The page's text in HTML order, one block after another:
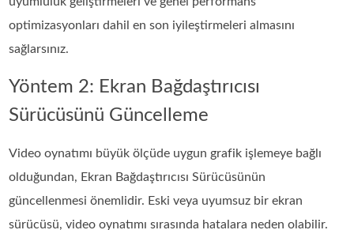
optimizasyonları dahil en son iyileştirmeleri almasını
sağlarsınız.
Yöntem 2: Ekran Bağdaştırıcısı
Sürücüsünü Güncelleme
Video oynatımı büyük ölçüde uygun grafik işlemeye bağlı
olduğundan, Ekran Bağdaştırıcısı Sürücüsünün
güncellenmesi önemlidir. Eski veya uyumsuz bir ekran
sürücüsü, video oynatımı sırasında hatalara neden olabilir.